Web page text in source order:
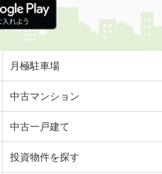
月極駐車場
中古マンション
中古一戸建て
投資物件を探す